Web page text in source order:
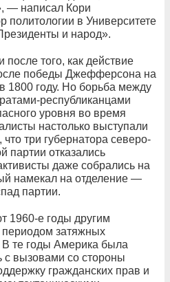
— написал Кори
политологии в Университете
и народ».
после того, как действие
победы Джефферсона на
1800 году. Но борьба между
республиканцами
уровня во время
настолько выступали
три губернатора северо-
партии отказались
даже собрались на
намекал на отделение —
партии.
1960-е годы другим
затяжных
В те годы Америка была
с вызовами со стороны
гражданских прав и